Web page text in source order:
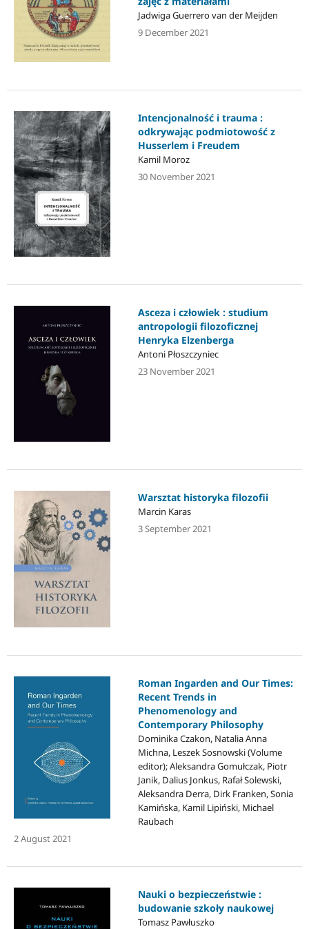
Jadwiga Guerrero van der Meijden
9 December 2021
Intencjonalność i trauma :
odkrywając podmiotowość z
Husserlem i Freudem
Kamil Moroz
30 November 2021
Asceza i człowiek : studium
antropologii filozoficznej
Henryka Elzenberga
Antoni Płoszczyniec
23 November 2021
Warsztat historyka filozofii
Marcin Karas
3 September 2021
Roman Ingarden and Our Times:
Recent Trends in
Phenomenology and
Contemporary Philosophy
Dominika Czakon, Natalia Anna
Michna, Leszek Sosnowski (Volume
editor); Aleksandra Gomułczak, Piotr
Janik, Dalius Jonkus, Rafał Solewski,
Aleksandra Derra, Dirk Franken, Sonia
Kamińska, Kamil Lipiński, Michael
Raubach
2 August 2021
Nauki o bezpieczeństwie :
budowanie szkoły naukowej
Tomasz Pawłuszko